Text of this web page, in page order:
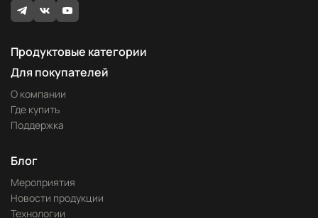
Продуктовые категории
Для покупателей
О компании
Где купить
Поддержка
Блог
Мероприятия
Новости продукции
Технологии